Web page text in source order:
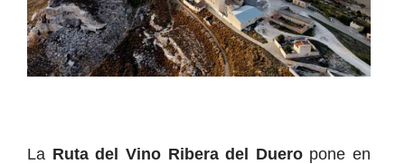
La Ruta del Vino Ribera del Dueropone en